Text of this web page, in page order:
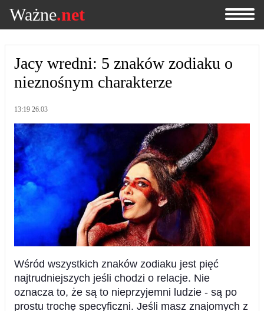
Ważne.net
Jacy wredni: 5 znaków zodiaku o
nieznośnym charakterze
13:19 26.03
Wśród wszystkich znaków zodiaku jest pięć
najtrudniejszych jeśli chodzi o relacje. Nie
oznacza to, że są to nieprzyjemni ludzie - są po
prostu trochę specyficzni. Jeśli masz znajomych z